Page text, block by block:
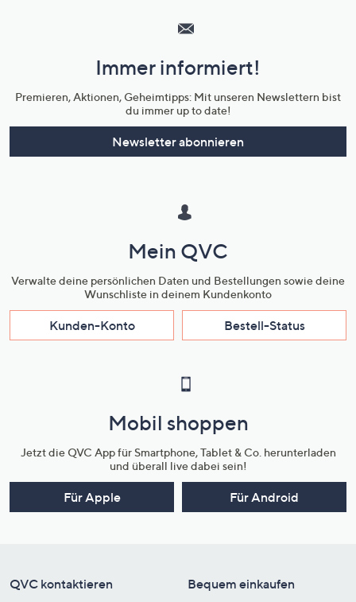
Unternehmensinformationen
Immer informiert!
Premieren, Aktionen, Geheimtipps: Mit unseren Newslettern bist
du immer up to date!
Newsletter abonnieren
Mein QVC
Verwalte deine persönlichen Daten und Bestellungen sowie deine
Wunschliste in deinem Kundenkonto
Kunden-Konto Bestell-Status
Mobil shoppen
Jetzt die QVC App für Smartphone, Tablet & Co. herunterladen
und überall live dabei sein!
Für Apple Für Android
QVC kontaktieren Bequem einkaufen